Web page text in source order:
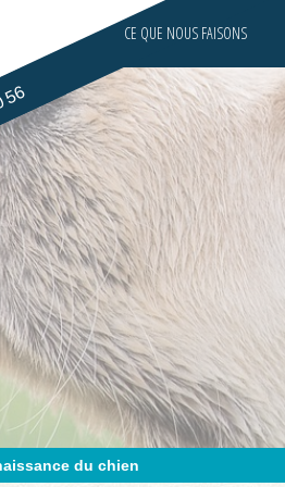
CE QUE NOUS FAISONS
du chien